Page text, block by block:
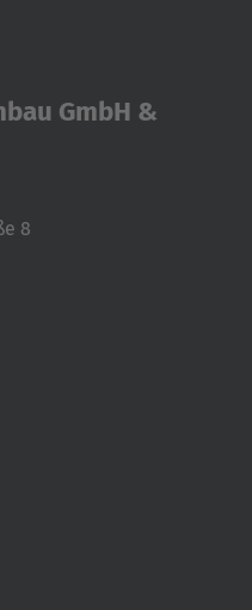
GmbH &
8